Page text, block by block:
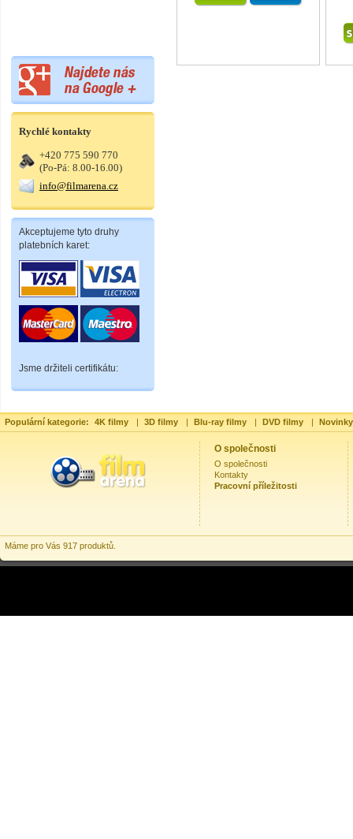
Rychlé kontakty
+420 775 590 770
(Po-Pá: 8.00-16.00)
info@filmarena.cz
Akceptujeme tyto druhy
platebních karet:
Jsme držiteli certifikátu:
Populární kategorie: 4K filmy | 3D filmy | Blu-ray filmy | DVD filmy |
O společnosti
O společnosti
Kontakty
Pracovní příležitosti
Máme pro Vás 917 produktů.